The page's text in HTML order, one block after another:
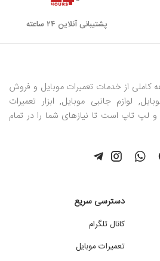
پشتیبانی آنلاین ۲۴ ساعته
کاملی از خدمات تعمیرات موبایل و فروش
لوازم جانبی موبایل, ابزار تعمیرات
لپ تاپ است تا نیازهای شما را در تمام
دسترسی سریع
کانال تلگرام
تعمیرات موبایل